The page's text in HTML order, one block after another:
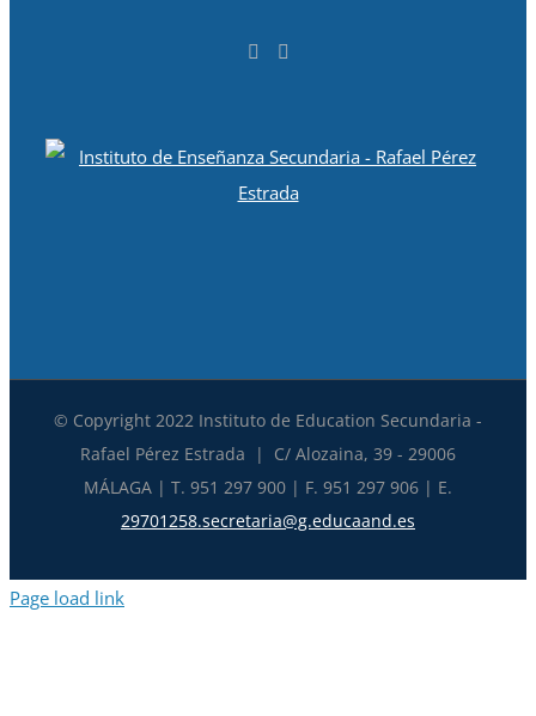
© Copyright 2022 Instituto de Education Secundaria -
Rafael Pérez Estrada | C/ Alozaina, 39 - 29006
MÁLAGA | T. 951 297 900 | F. 951 297 906 | E.
29701258.secretaria@g.educaand.es
Page load link